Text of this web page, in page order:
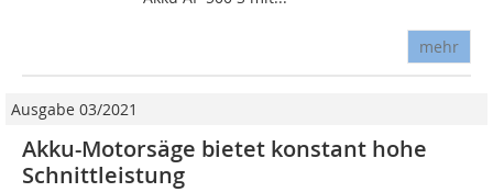
mehr
Ausgabe 03/2021
Akku-Motorsäge bietet konstant hohe
Schnittleistung